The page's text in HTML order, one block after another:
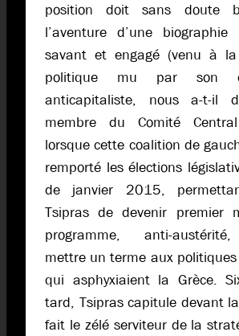
position doit sans doute
l’aventure d’une
savant et engagé (venu à la
politique mu par son
anticapitaliste, nous a-t-il
membre du Comité
lorsque cette coalition de
remporté les élections
de janvier 2015,
Tsipras de devenir premier
programme, anti-
mettre un terme aux
qui asphyxiaient la Grèce.
tard, Tsipras capitule devant
fait le zélé serviteur de la